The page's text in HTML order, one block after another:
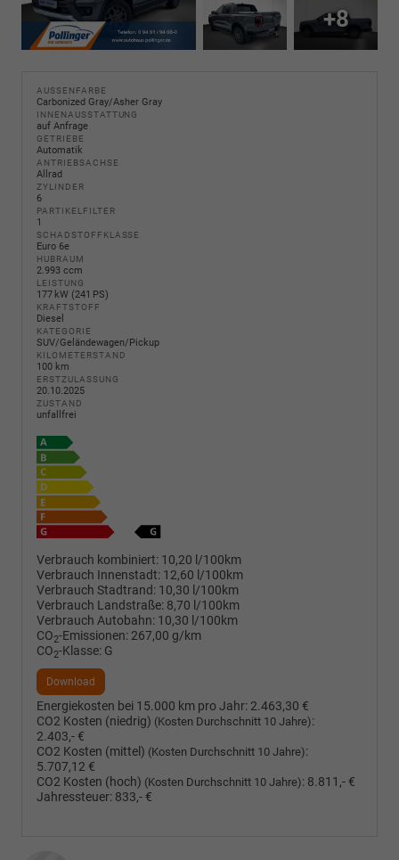
+8
AUSSENFARBE
Carbonized Gray/Asher Gray
INNENAUSSTATTUNG
auf Anfrage
GETRIEBE
Automatik
ANTRIEBSACHSE
Allrad
ZYLINDER
6
PARTIKELFILTER
1
SCHADSTOFFKLASSE
Euro 6e
HUBRAUM
2.993 ccm
LEISTUNG
177 kW (241 PS)
KRAFTSTOFF
Diesel
KATEGORIE
SUV/Geländewagen/Pickup
KILOMETERSTAND
100 km
ERSTZULASSUNG
20.10.2025
ZUSTAND
unfallfrei
Verbrauch kombiniert: 10,20 l/100km
Verbrauch Innenstadt: 12,60 l/100km
Verbrauch Stadtrand: 10,30 l/100km
Verbrauch Landstraße: 8,70 l/100km
Verbrauch Autobahn: 10,30 l/100km
CO2-Emissionen: 267,00 g/km
CO2-Klasse: G
Download
Energiekosten bei 15.000 km pro Jahr: 2.463,30 €
CO2 Kosten (niedrig) (Kosten Durchschnitt 10 Jahre):
2.403,- €
CO2 Kosten (mittel) (Kosten Durchschnitt 10 Jahre):
5.707,12 €
CO2 Kosten (hoch) (Kosten Durchschnitt 10 Jahre): 8.811,- €
Jahressteuer: 833,- €